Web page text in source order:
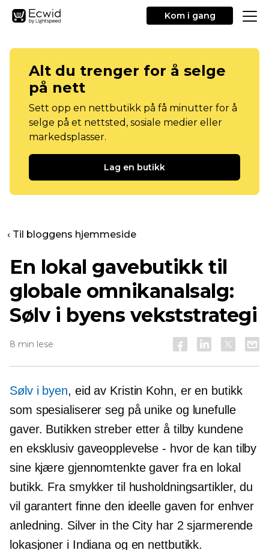
Kom i gang
Alt du trenger for å selge
på nett
Sett opp en nettbutikk på få minutter for å
selge på et nettsted, sosiale medier eller
markedsplasser.
Lag en butikk
‹ Til bloggens hjemmeside
En lokal gavebutikk til
globale omnikanalsalg:
Sølv i byens vekststrategi
8 min lese
Sølv i byen, eid av Kristin Kohn, er en butikk
som spesialiserer seg på unike og lunefulle
gaver. Butikken streber etter å tilby kundene
en eksklusiv gaveopplevelse - hvor de kan tilby
sine kjære gjennomtenkte gaver fra en lokal
butikk. Fra smykker til husholdningsartikler, du
vil garantert finne den ideelle gaven for enhver
anledning. Silver in the City har 2 sjarmerende
lokasjoner i Indiana og en nettbutikk.